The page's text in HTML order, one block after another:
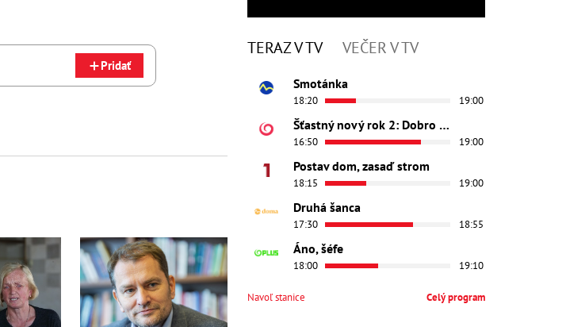
Pridať
TERAZ V TV VEČER V TV
Smotánka
18:20 19:00
Šťastný nový rok 2: Dobro došli
16:50 19:00
Postav dom, zasaď strom
18:15 19:00
Druhá šanca
17:30 18:55
Áno, šéfe
18:00 19:10
Navoľ stanice Celý program